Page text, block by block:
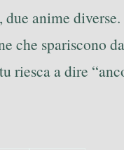
due anime
che spariscono
riesca a dire